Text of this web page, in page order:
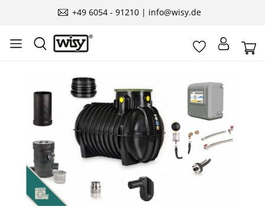
+49 6054 - 91210 | info@wisy.de
Ignorer la galerie d'images